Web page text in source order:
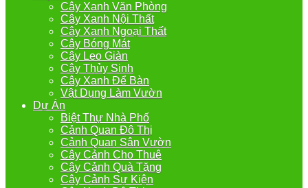
Cây Xanh Văn Phòng
Cây Xanh Nội Thất
Cây Xanh Ngoại Thất
Cây Bóng Mát
Cây Leo Giàn
Cây Thủy Sinh
Cây Xanh Để Bàn
Vật Dụng Làm Vườn
Dự Án
Biệt Thự Nhà Phố
Cảnh Quan Đô Thị
Cảnh Quan Sân Vườn
Cây Cảnh Cho Thuê
Cây Cảnh Quà Tặng
Cây Cảnh Sự Kiện